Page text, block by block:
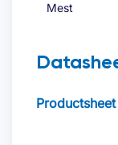
Mest